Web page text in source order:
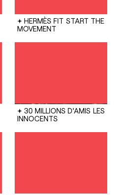
HERMÈS FIT START THE
MOVEMENT
30 MILLIONS D'AMIS LES
INNOCENTS